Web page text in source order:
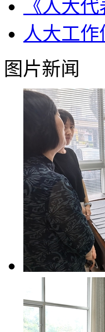
《人大
人大工作
图片新闻